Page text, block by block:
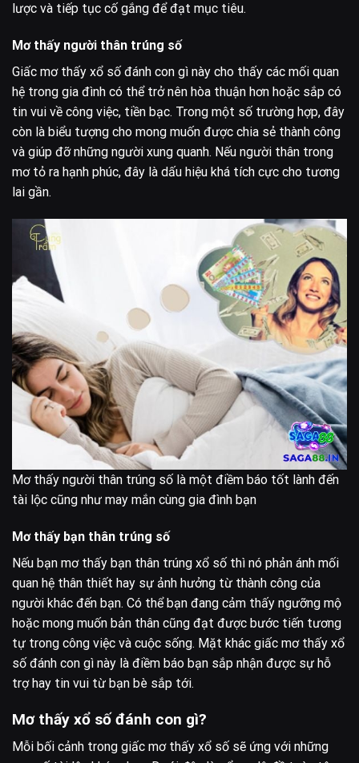
lược và tiếp tục cố gắng để đạt mục tiêu.
Mơ thấy người thân trúng số
Giấc mơ thấy xổ số đánh con gì này cho thấy các mối quan
hệ trong gia đình có thể trở nên hòa thuận hơn hoặc sắp có
tin vui về công việc, tiền bạc. Trong một số trường hợp, đây
còn là biểu tượng cho mong muốn được chia sẻ thành công
và giúp đỡ những người xung quanh. Nếu người thân trong
mơ tỏ ra hạnh phúc, đây là dấu hiệu khá tích cực cho tương
lai gần.
Mơ thấy người thân trúng số là một điềm báo tốt lành đến
tài lộc cũng như may mắn cùng gia đình bạn
Mơ thấy bạn thân trúng số
Nếu bạn mơ thấy bạn thân trúng xổ số thì nó phản ánh mối
quan hệ thân thiết hay sự ảnh hưởng từ thành công của
người khác đến bạn. Có thể bạn đang cảm thấy ngưỡng mộ
hoặc mong muốn bản thân cũng đạt được bước tiến tương
tự trong công việc và cuộc sống. Mặt khác giấc mơ thấy xổ
số đánh con gì này là điềm báo bạn sắp nhận được sự hỗ
trợ hay tin vui từ bạn bè sắp tới.
Mơ thấy xổ số đánh con gì?
Mỗi bối cảnh trong giấc mơ thấy xổ số sẽ ứng với những